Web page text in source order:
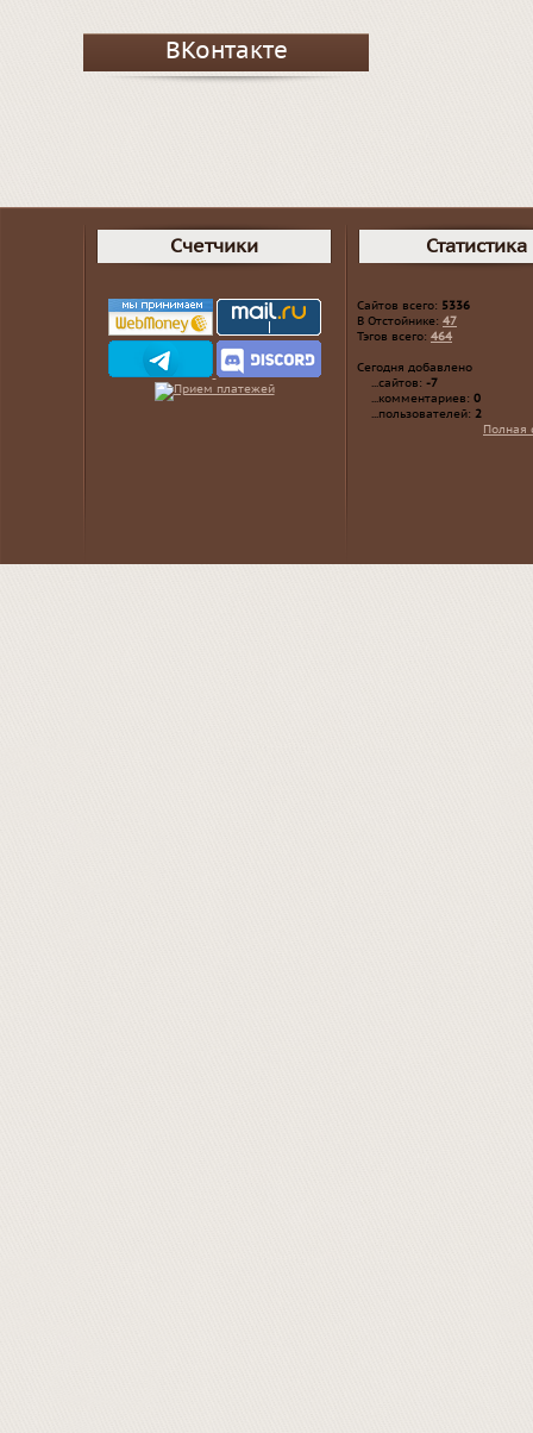
ВКонтакте
Счетчики Статистика
Сайтов всего: 5336
В Отстойнике: 47
Тэгов всего: 464
Сегодня добавлено
...сайтов: -7
...комментариев: 0
...пользователей: 2
Полная